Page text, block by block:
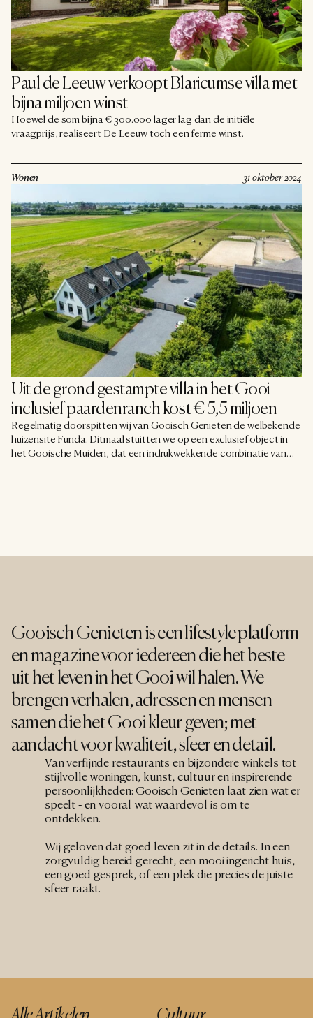
Paul de Leeuw verkoopt Blaricumse villa met
bijna miljoen winst
Hoewel de som bijna € 300.000 lager lag dan de initiële
vraagprijs, realiseert De Leeuw toch een ferme winst.
Wonen 31 oktober 2024
Uit de grond gestampte villa in het Gooi
inclusief paardenranch kost € 5,5 miljoen
Regelmatig doorspitten wij van Gooisch Genieten de welbekende
huizensite Funda. Ditmaal stuitten we op een exclusief object in
het Gooische Muiden, dat een indrukwekkende combinatie van
Gooisch Genieten is een lifestyle platform
en magazine voor iedereen die het beste
uit het leven in het Gooi wil halen. We
brengen verhalen, adressen en mensen
samen die het Gooi kleur geven; met
aandacht voor kwaliteit, sfeer en detail.
Van verfijnde restaurants en bijzondere winkels tot
stijlvolle woningen, kunst, cultuur en inspirerende
persoonlijkheden: Gooisch Genieten laat zien wat er
speelt - en vooral wat waardevol is om te
ontdekken.
Wij geloven dat goed leven zit in de details. In een
zorgvuldig bereid gerecht, een mooi ingericht huis,
een goed gesprek, of een plek die precies de juiste
sfeer raakt.